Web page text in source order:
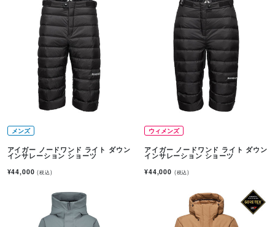
メンズ
アイガー ノードワンド ライト ダウン
インサレーション ショーツ
¥44,000(税込)
ウィメンズ
アイガー ノードワンド ライト ダウン
インサレーション ショーツ
¥44,000 (税込)